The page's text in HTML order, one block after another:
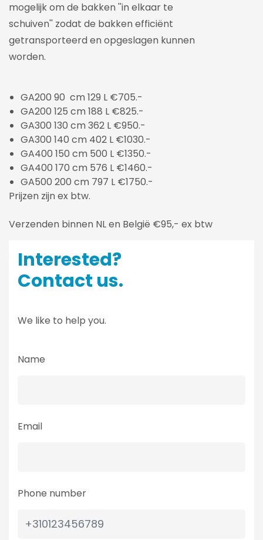
mogelijk om de bakken ''in elkaar te
schuiven'' zodat de bakken efficiënt
getransporteerd en opgeslagen kunnen
worden.
GA200 90 cm 129 L €705.-
GA200 125 cm 188 L €825.-
GA300 130 cm 362 L €950.-
GA300 140 cm 402 L €1030.-
GA400 150 cm 500 L €1350.-
GA400 170 cm 576 L €1460.-
GA500 200 cm 797 L €1750.-
Prijzen zijn ex btw.
Verzenden binnen NL en België €95,- ex btw
Interested?
Contact us.
We like to help you.
Name
Email
Phone number